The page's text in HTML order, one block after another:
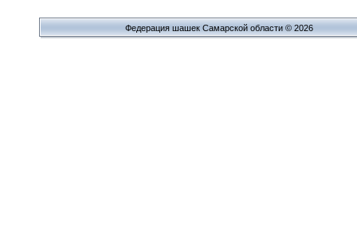
Федерация шашек Самарской области © 2026